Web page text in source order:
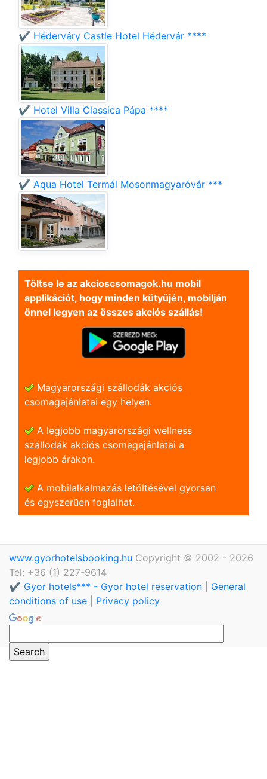
✔️ Héderváry Castle Hotel Hédervár ****
✔️ Hotel Villa Classica Pápa ****
✔️ Aqua Hotel Termál Mosonmagyaróvár ***
Töltse le az akcioscsomagok.hu mobil
applikációt, hogy minden kütyüjén, mobilján
önnel legyen az összes akciós szállás!
Magyarországi szállodák akciós
csomagajánlatai egy helyen.
A legjobb magyarországi wellness
szállodák akciós csomagajánlatai a
legjobb árakon.
A mobilalkalmazás letöltésével gyorsan
és egyszerũen foglalhat.
www.gyorhotelsbooking.hu Copyright © 2002 - 2026
Tel: +36 (1) 227-9614
✔️ Gyor hotels*** - Gyor hotel reservation
General
conditions of use
Privacy policy